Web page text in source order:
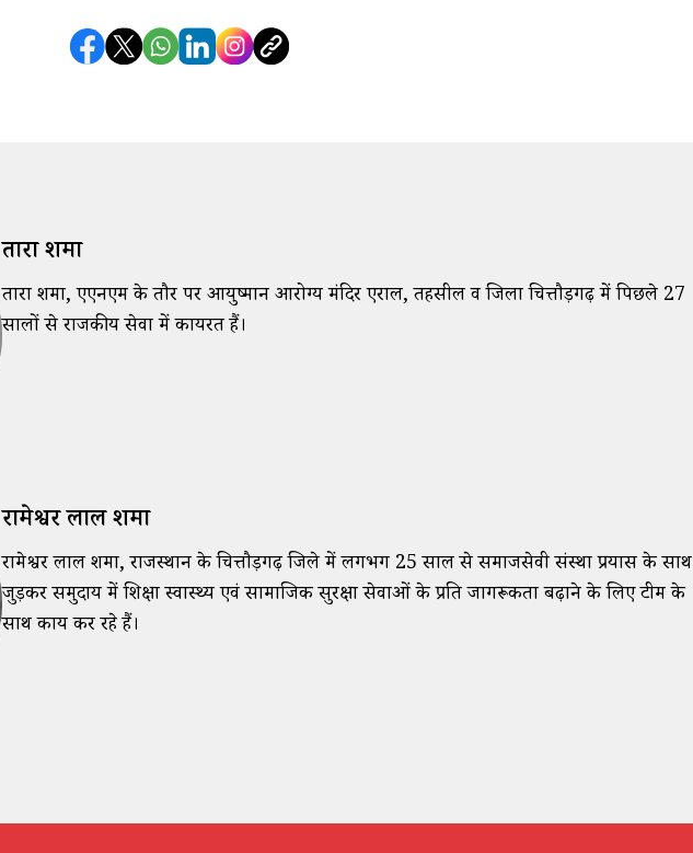
तारा शर्मा
तारा शर्मा, एएनएम के तौर पर आयुष्मान आरोग्य मंदिर एराल, तहसील व जिला चित्तौड़गढ़ में पिछले 27
सालों से राजकीय सेवा में कार्यरत हैं।
रामेश्वर लाल शर्मा
रामेश्वर लाल शर्मा, राजस्थान के चित्तौड़गढ़ जिले में लगभग 25 साल से समाजसेवी संस्था प्रयास के साथ
जुड़कर समुदाय में शिक्षा स्वास्थ्य एवं सामाजिक सुरक्षा सेवाओं के प्रति जागरूकता बढ़ाने के लिए टीम के
साथ कार्य कर रहे हैं।